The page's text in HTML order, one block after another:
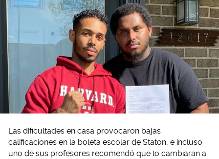
Las dificultades en casa provocaron bajas
calificaciones en la boleta escolar de Staton, e incluso
uno de sus profesores recomendó que lo cambiaran a